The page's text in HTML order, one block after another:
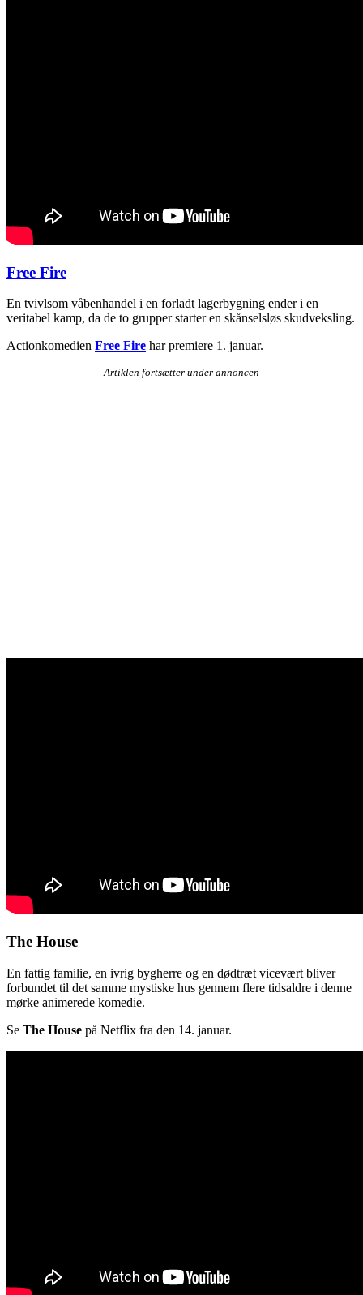
Free Fire
En tvivlsom våbenhandel i en forladt lagerbygning ender i en
veritabel kamp, da de to grupper starter en skånselsløs skudveksling.
Actionkomedien Free Fire har premiere 1. januar.
Artiklen fortsætter under annoncen
The House
En fattig familie, en ivrig bygherre og en dødtræt vicevært bliver
forbundet til det samme mystiske hus gennem flere tidsaldre i denne
mørke animerede komedie.
Se The House på Netflix fra den 14. januar.